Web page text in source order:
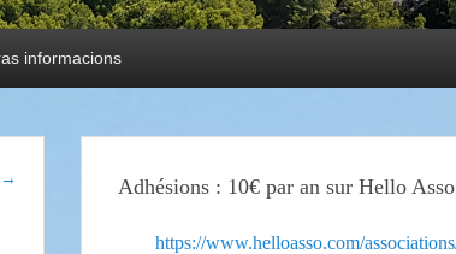
informacions
→ Adhésions : 10€ par an sur Hello Asso
https://www.helloasso.com/